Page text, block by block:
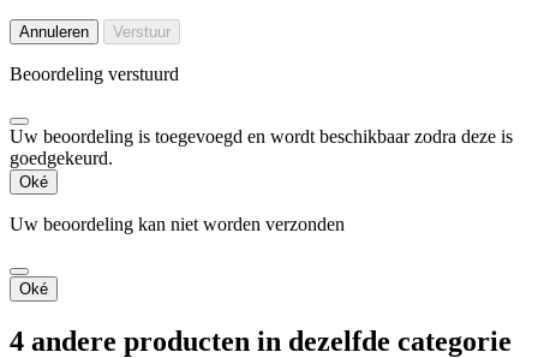
Annuleren Verstuur
Beoordeling verstuurd
Uw beoordeling is toegevoegd en wordt beschikbaar zodra deze is
goedgekeurd.
Oké
Uw beoordeling kan niet worden verzonden
Oké
4 andere producten in dezelfde categorie